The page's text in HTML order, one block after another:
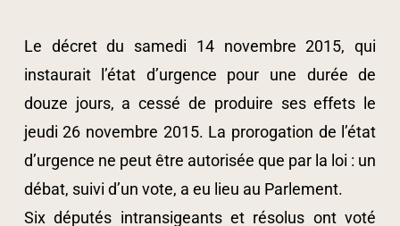
Le décret du samedi 14 novembre 2015, qui
instaurait l’état d’urgence pour une durée de
douze jours, a cessé de produire ses effets le
jeudi 26 novembre 2015. La prorogation de l’état
d’urgence ne peut être autorisée que par la loi : un
débat, suivi d’un vote, a eu lieu au Parlement.
Six députés intransigeants et résolus ont voté